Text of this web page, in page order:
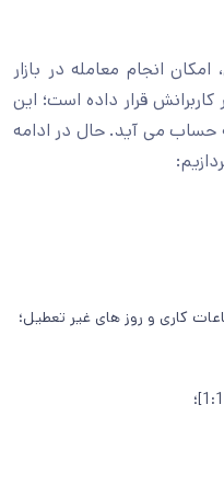
امکان انجام معامله در بازار
قرار داده است؛ این
حساب می آید. حال در ادامه
کاری و روز های غیر تعطیل؛